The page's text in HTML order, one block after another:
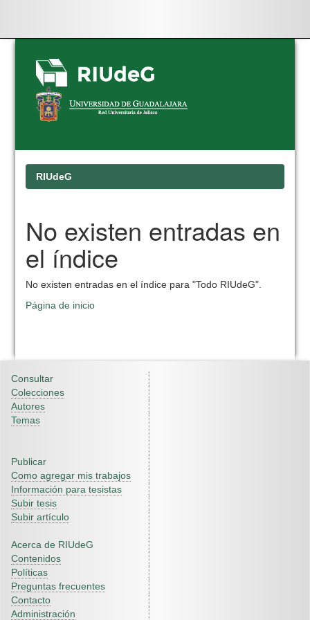
Skip
navigation
RIUdeG
No existen entradas en
el índice
No existen entradas en el índice para "Todo RIUdeG".
Página de inicio
Consultar
Colecciones
Autores
Temas
Publicar
Como agregar mis trabajos
Información para tesistas
Subir tesis
Subir artículo
Acerca de RIUdeG
Contenidos
Políticas
Preguntas frecuentes
Contacto
Administración